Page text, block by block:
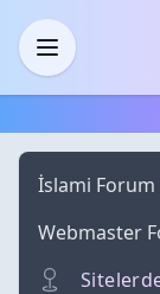
Skip to main
Menü
İslami Forum
Webmaster